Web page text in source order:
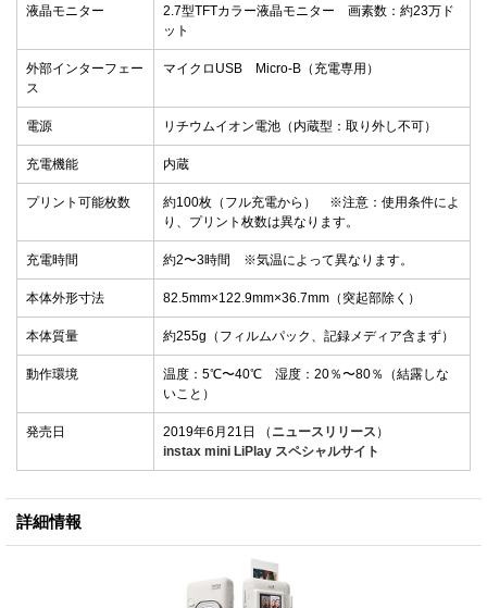
液晶モニター
2.7型TFTカラー液晶モニター 画素数：約23万ド
ット
外部インターフェー
ス
マイクロUSB Micro-B（充電専用）
電源 リチウムイオン電池（内蔵型：取り外し不可）
充電機能 内蔵
プリント可能枚数
約100枚（フル充電から） ※注意：使用条件によ
り、プリント枚数は異なります。
充電時間 約2〜3時間 ※気温によって異なります。
本体外形寸法 82.5mm×122.9mm×36.7mm（突起部除く）
本体質量 約255g（フィルムパック、記録メディア含まず）
動作環境
温度：5℃〜40℃ 湿度：20％〜80％（結露しな
いこと）
発売日 2019年6月21日 （ ニュースリリース ）
instax mini LiPlay スペシャルサイト
詳細情報